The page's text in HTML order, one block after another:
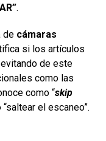
”.
de cámaras
si los artículos
de este
como las
como “skip
el escaneo”.